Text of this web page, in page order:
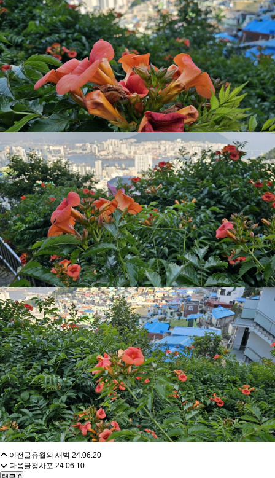
이전글유월의 새벽 24.06.20
다음글청사포 24.06.10